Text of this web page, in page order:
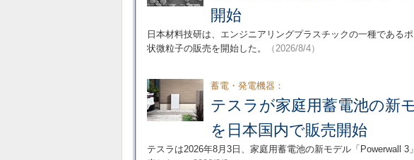
開始
日本材料技研は、エンジニアリングプラスチックの一種である
状微粒子の販売を開始した。
（2026/8/4）
蓄電・発電機器：
テスラが家庭用蓄電池の新
を日本国内で販売開始
テスラは2026年8月3日、家庭用蓄電池の新モデル「Powerwall